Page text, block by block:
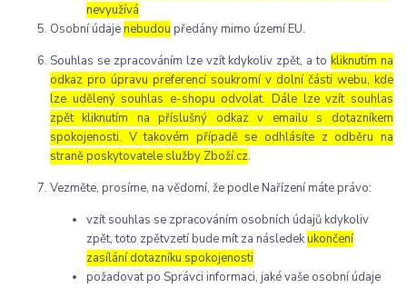
nevyužívá
Osobní údaje nebudou předány mimo území EU.
Souhlas se zpracováním lze vzít kdykoliv zpět, a to kliknutím na
odkaz pro úpravu preferencí soukromí v dolní části webu, kde
lze udělený souhlas e-shopu odvolat. Dále lze vzít souhlas
zpět kliknutím na příslušný odkaz v emailu s dotazníkem
spokojenosti. V takovém případě se odhlásíte z odběru na
straně poskytovatele služby Zboží.cz.
Vezměte, prosíme, na vědomí, že podle Nařízení máte právo:
vzít souhlas se zpracováním osobních údajů kdykoliv
zpět, toto zpětvzetí bude mít za následekukončení
zasílání dotazníku spokojenosti
požadovat po Správci informaci, jaké vaše osobní údaje